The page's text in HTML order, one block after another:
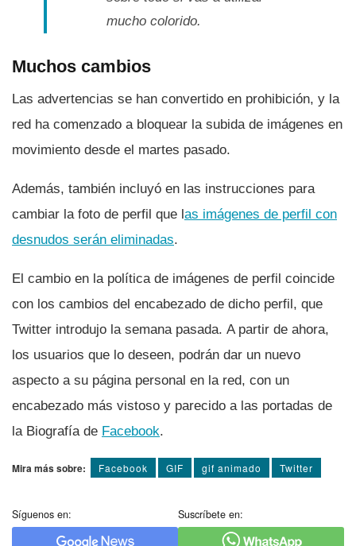
mucho colorido.
Muchos cambios
Las advertencias se han convertido en prohibición, y la
red ha comenzado a bloquear la subida de imágenes en
movimiento desde el martes pasado.
Además, también incluyó en las instrucciones para
cambiar la foto de perfil que l as imágenes de perfil con
desnudos serán eliminadas.
El cambio en la polí­tica de imágenes de perfil coincide
con los cambios del encabezado de dicho perfil, que
Twitter introdujo la semana pasada. A partir de ahora,
los usuarios que lo deseen, podrán dar un nuevo
aspecto a su página personal en la red, con un
encabezado más vistoso y parecido a las portadas de
la Biografí­a de Facebook.
Mira más sobre: Facebook GIF gif animado Twitter
Síguenos en: Suscríbete en: